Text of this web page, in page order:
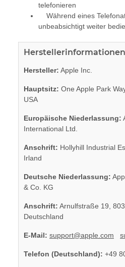
telefonieren
Während eines
unbeabsichtigt weiter
Hersteller: Apple Inc.
Hauptsitz: One Apple Park
USA
Europäische Niederlassung:
International Ltd.
Anschrift: Hollyhill Industrial
Irland
Deutsche Niederlassung:
& Co. KG
Anschrift: Arnulfstraße 19,
Deutschland
E-Mail: support@apple.com
Telefon (Deutschland): +49